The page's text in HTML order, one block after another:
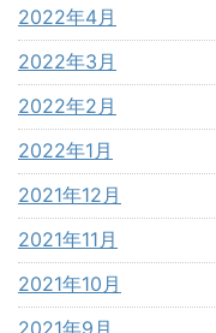
2022年4月
2022年3月
2022年2月
2022年1月
2021年12月
2021年11月
2021年10月